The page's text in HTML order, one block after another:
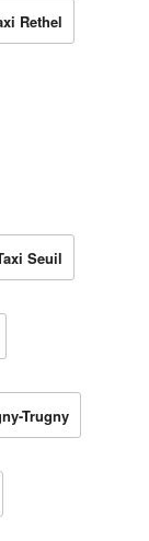
Rethel
Seuil
Trugny